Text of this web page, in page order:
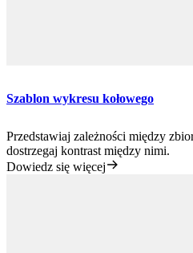
Szablon wykresu kołowego
Przedstawiaj zależności między
dostrzegaj kontrast między nimi.
Dowiedz się więcej